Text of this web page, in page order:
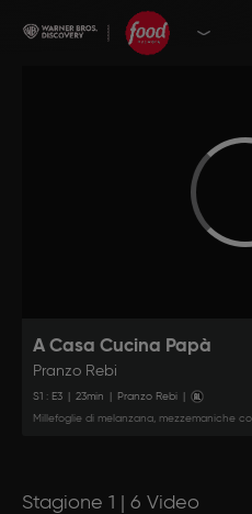
A Casa Cucina Papà
Pranzo Rebi
S1 : E3 23min Pranzo Rebi
Millefoglie di melanzana, mezzemaniche
Stagione 1 | 6 Video